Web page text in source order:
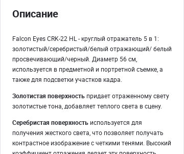
Описание
Falcon Eyes CRK-22 HL - круглый отражатель 5 в 1:
золотистый/серебристый/белый отражающий/ белый
просвечивающий/черный. Диаметр 56 см,
используется в предметной и портретной съемке, а
также для подсветки участков кадра.
Золотистая поверхность придает отраженному свету
золотистые тона, добавляет теплого света в сцену.
Серебристая поверхность используется для
получения жесткого света, что позволяет получать
контрастное изображение с четкими тенями. Высокий